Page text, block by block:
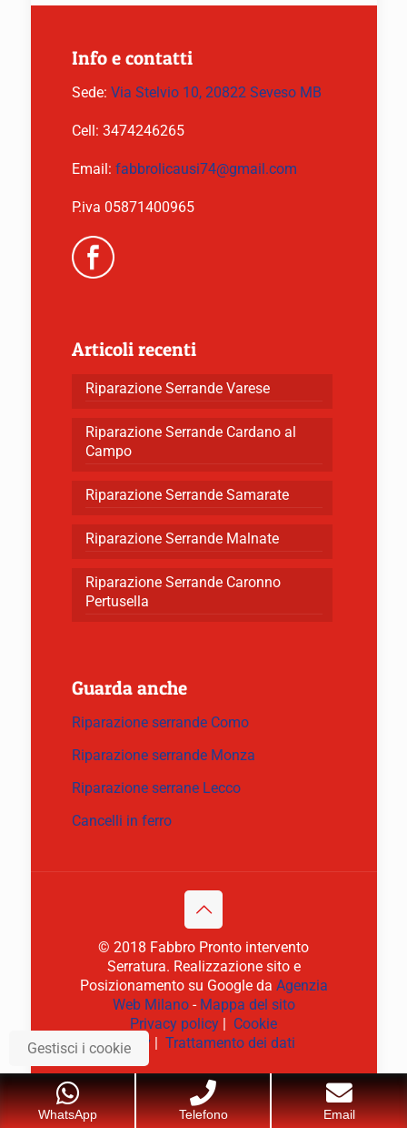
Info e contatti
Sede: Via Stelvio 10, 20822 Seveso MB
Cell: 3474246265
Email: fabbrolicausi74@gmail.com
P.iva 05871400965
Articoli recenti
Riparazione Serrande Varese
Riparazione Serrande Cardano al
Campo
Riparazione Serrande Samarate
Riparazione Serrande Malnate
Riparazione Serrande Caronno
Pertusella
Guarda anche
Riparazione serrande Como
Riparazione serrande Monza
Riparazione serrane Lecco
Cancelli in ferro
© 2018 Fabbro Pronto intervento
Serratura. Realizzazione sito e
Posizionamento su Google da Agenzia
Web Milano- Mappa del sito
Privacy policy | Cookie
policy| Trattamento dei dati
WhatsApp Telefono Email
Gestisci i cookie